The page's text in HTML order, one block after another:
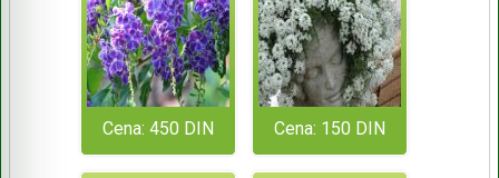
Cena: 450 DIN Cena: 150 DIN